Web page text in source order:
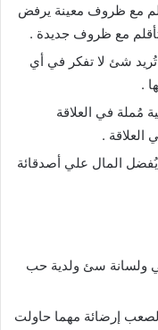
مع ظروف معينة يرفض
مع ظروف جديدة .
شئ لا تفكر في أي
.
مُملة في العلاقة
العلاقة .
المال علي أصدقائة
ولسانة سئ ولدية حب
إرضائة مهما حاولت